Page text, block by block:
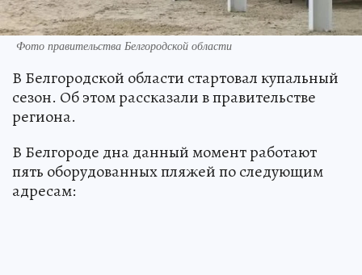
Фото правительства Белгородской области
В Белгородской области стартовал купальный
сезон. Об этом рассказали в правительстве
региона.
В Белгороде дна данный момент работают
пять оборудованных пляжей по следующим
адресам: